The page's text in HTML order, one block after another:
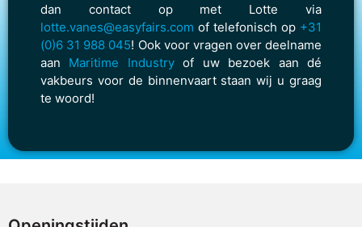
dan contact op met Lotte via
lotte.vanes@easyfairs.com of telefonisch op +31
(0)6 31 988 045! Ook voor vragen over deelname
aan Maritime Industryof uw bezoek aan dé
vakbeurs voor de binnenvaart staan wij u graag
te woord!